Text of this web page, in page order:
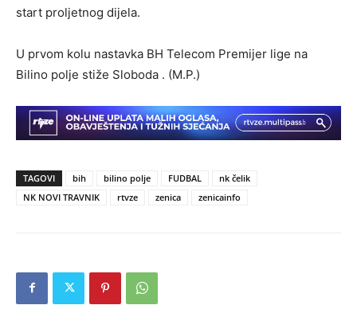
start proljetnog dijela.
U prvom kolu nastavka BH Telecom Premijer lige na
Bilino polje stiže Sloboda . (M.P.)
TAGOVI bih bilino polje FUDBAL
nk čelik
NK NOVI TRAVNIK
rtvze zenica zenicainfo